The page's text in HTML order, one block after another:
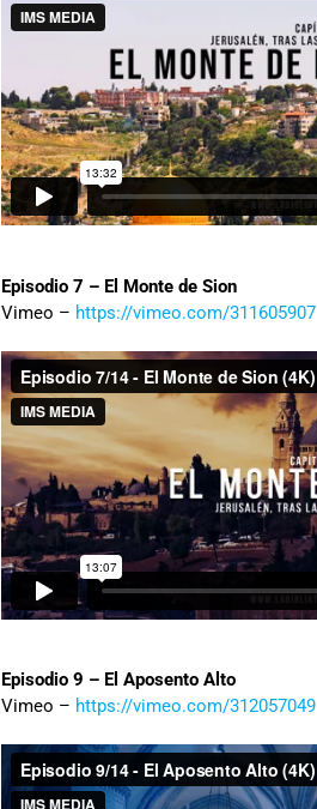
Episodio 7 – El Monte de Sion
Vimeo – https://vimeo.com/311605907
Episodio 9 – El Aposento Alto
Vimeo – https://vimeo.com/312057049